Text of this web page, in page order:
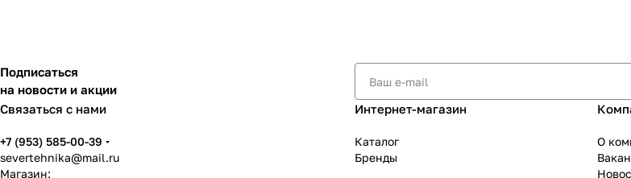
Подписаться
на новости и акции
Связаться с нами
+7 (953) 585-00-39
severtehnika@mail.ru
Магазин:
Интернет-магазин
Каталог
Бренды
О